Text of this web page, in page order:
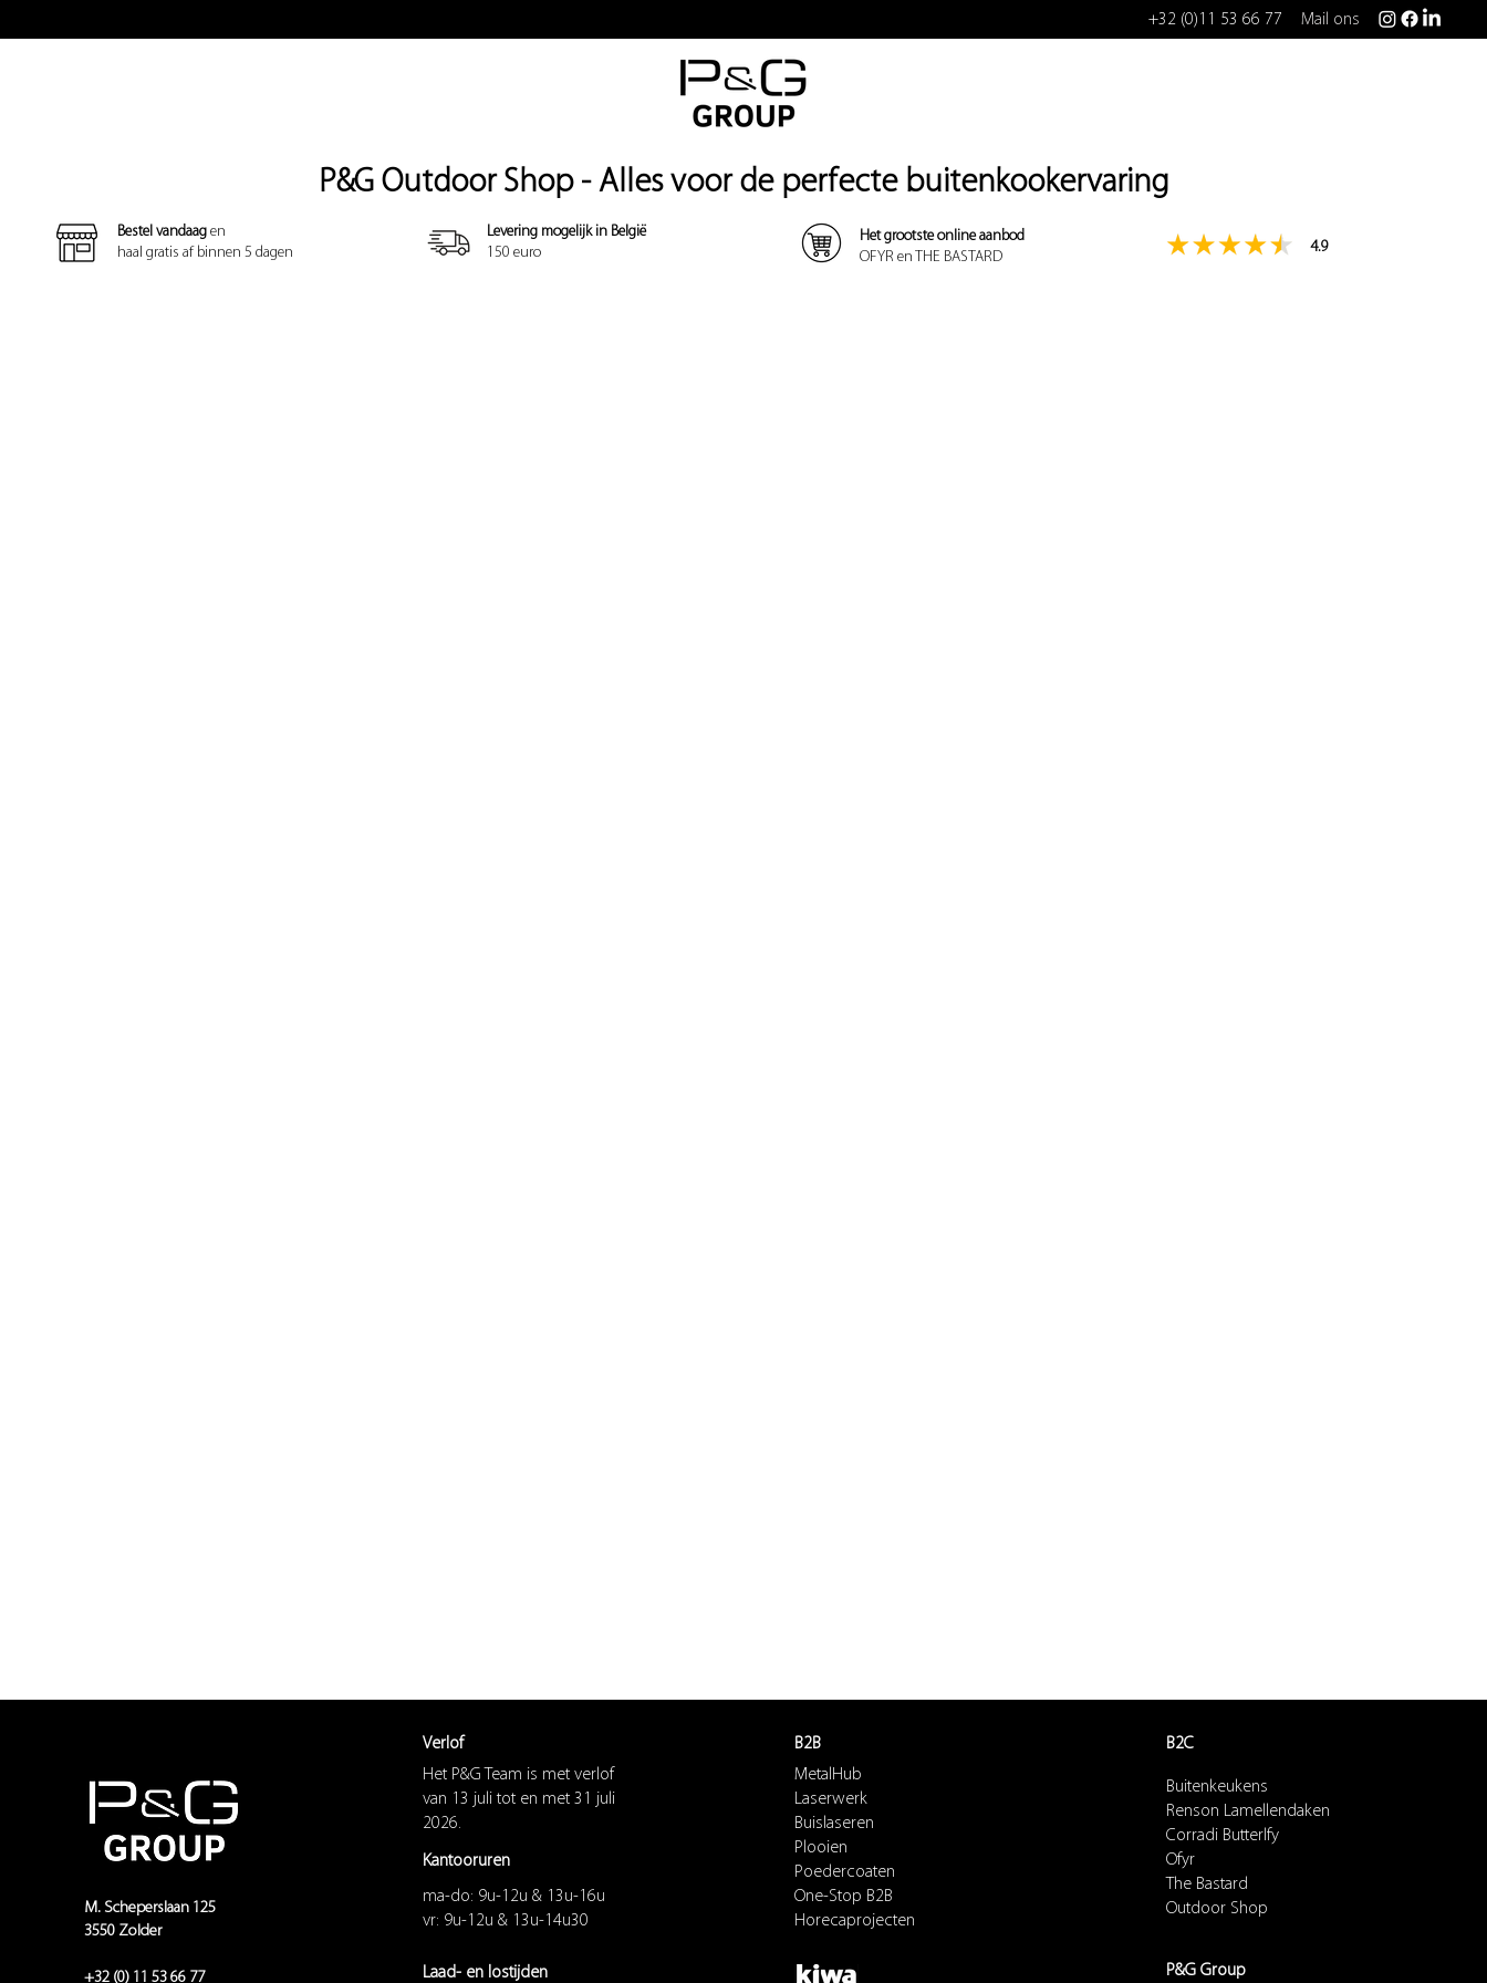
Mail ons
+32 (0)11 53 66 77
P&G Outdoor Shop - Alles voor de perfecte buitenkookervaring
Bestel vandaag en
haal gratis af binnen 5 dagen
Levering mogelijk in België
150 euro
Het grootste online aanbod
OFYR en THE BASTARD
4.9
M. Scheperslaan 125
3550 Zolder
+32 (0) 11 53 66 77
Verlof
Het P&G Team is met verlof
van 13 juli tot en met 31 juli
2026.
Kantooruren
ma-do: 9u-12u & 13u-16u
vr: 9u-12u & 13u-14u30
Laad- en lostijden
B2B
MetalHub
Laserwerk
Buislaseren
Plooien
Poedercoaten
One-Stop B2B
Horecaprojecten
B2C
Buitenkeukens
Renson Lamellendaken
Corradi Butterlfy
Ofyr
The Bastard
Outdoor Shop
P&G Group